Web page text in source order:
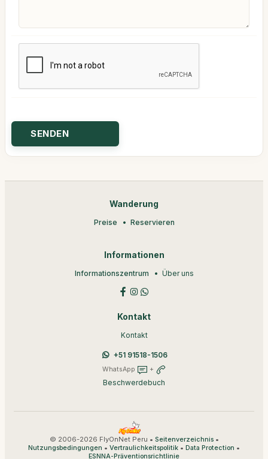
Wanderung
Preise Reservieren
Informationen
Informationszentrum Über uns
Kontakt
Kontakt
+51 91518-1506
WhatsApp +
Beschwerdebuch
© 2006-2026 FlyOnNet Peru • Seitenverzeichnis•
Nutzungsbedingungen • Vertraulichkeitspolitik • Data Protection •
ESNNA-Präventionsrichtlinie